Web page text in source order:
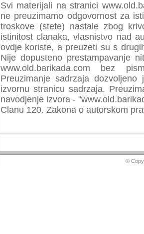
Svi materijali na stranici
preuzimamo odgovornost za
troskove (stete) nastale zbog
istinitost clanaka, vlasnistvo nad
ovdje koriste, a preuzeti su s
Nije dopusteno prestampavanje
www.old.barikada.com bez
Preuzimanje sadrzaja
izvornu stranicu sadrzaja.
navodjenje izvora -
Clanu 120. Zakona o autorskom
©